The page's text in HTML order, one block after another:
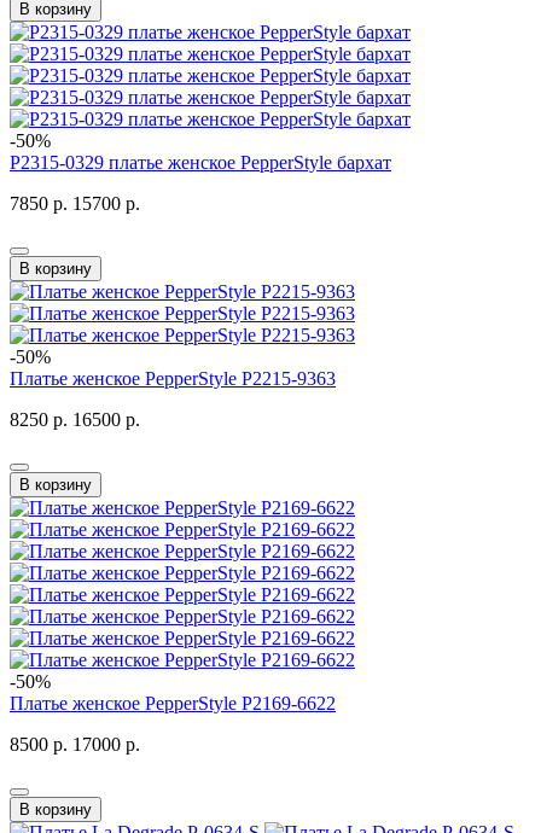
В корзину
-50%
P2315-0329 платье женское PepperStyle бархат
7850 р. 15700 р.
В корзину
-50%
Платье женское PepperStyle P2215-9363
8250 р. 16500 р.
В корзину
-50%
Платье женское PepperStyle P2169-6622
8500 р. 17000 р.
В корзину